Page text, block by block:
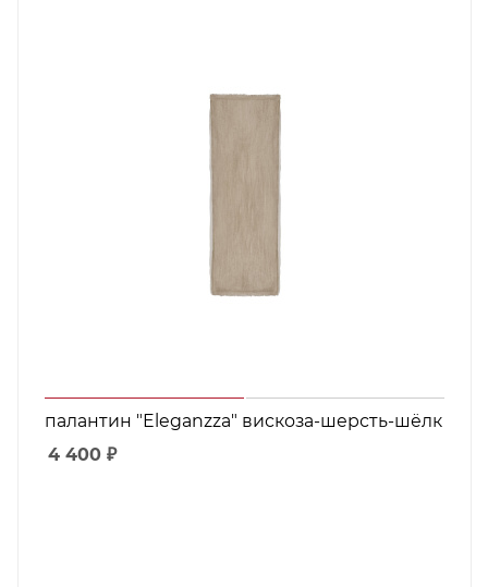
палантин "Eleganzza" вискоза-шерсть-шёлк
4 400 ₽